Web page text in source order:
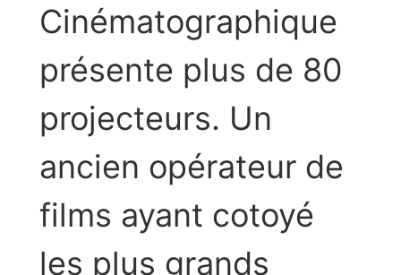
Cinématographique
présente plus de 80
projecteurs. Un
ancien opérateur de
films ayant cotoyé
les plus grands